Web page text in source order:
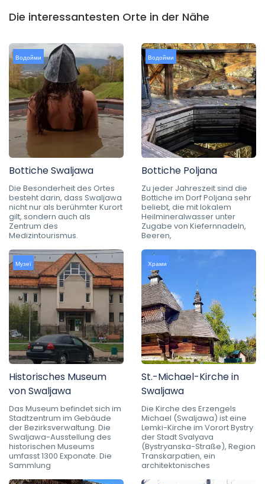
Die interessantesten Orte in der Nähe
Водойми
Bottiche Swaljawa
Die Besonderheit des Ortes
besteht darin, dass Swaljawa
nicht nur als berühmter Kurort
gilt, sondern auch als
Zentrum des
Medizintourismus.
Водойми
Bottiche Poljana
Zu jeder Jahreszeit sind die
Bottiche im Dorf Poljana sehr
beliebt, die mit lokalem
Heilmineralwasser unter
Zugabe von Kiefernnadeln,
Beeren,
Музеї
Historisches Museum
von Swaljawa
Das Museum befindet sich im
Stadtzentrum im Gebäude
der Bezirksverwaltung. Die
Swaljawa-Ausstellung des
historischen Museums
umfasst 1300 Exponate. Die
Sammlung
Храми
St.-Michael-Kirche in
Swaljawa
Die Kirche des Erzengels
Michael (Swaljawa) ist eine
Lemki-Kirche im Vorort Bystry
der Stadt Svalyava
(Bystryanska-Straße), Region
Transkarpatien, ein
architektonisches